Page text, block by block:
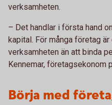
verksamheten.
– Det handlar i första hand
kapital. För många företag
verksamheten än att binda
Kennemar, företagsekonom
Börja med